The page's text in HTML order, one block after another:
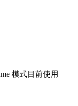
模式目前使用